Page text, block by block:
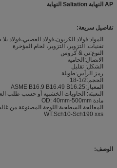
AP النهاية Saltation النهاية
تفاصيل سريعة:
المواد:فولاذ الكربون،فولاذ العصبي،فولاذ
تقنيات: التزوير، التزوير، لحام المؤخرة
النوع:تي & كروس
الاتصال:الحامية
الشكل: تقليل
رمز الرأس:طويلة
الحجم:1/2-18
المعيار:ASME B16.9 B16.49 B16.25
التعبئة: الحاويات الخشبية أو حسب طلب
مادة OD: 40mm-500mm
المعالجة السطحية:اللوحة المصنوعة من
WT:Sch10-Sch190 xxs
الوصف: